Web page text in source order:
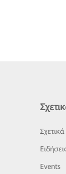
Events